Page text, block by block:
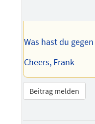
Was hast du
Cheers, Frank
Beitrag melden